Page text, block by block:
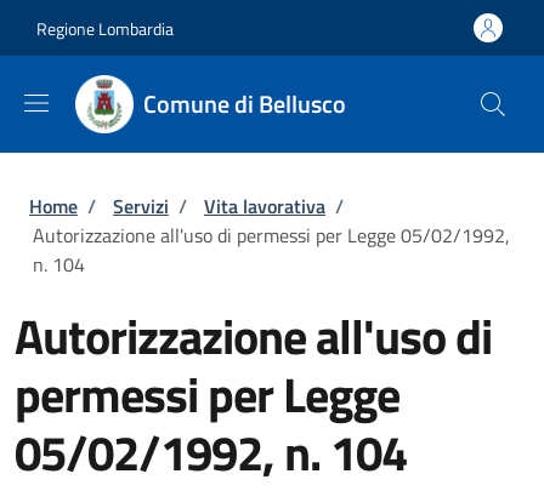
Regione Lombardia
Comune di Bellusco
Briciole di pane
Home / Servizi / Vita lavorativa /
Autorizzazione all'uso di permessi per Legge 05/02/1992,
n. 104
Autorizzazione all'uso di
permessi per Legge
05/02/1992, n. 104